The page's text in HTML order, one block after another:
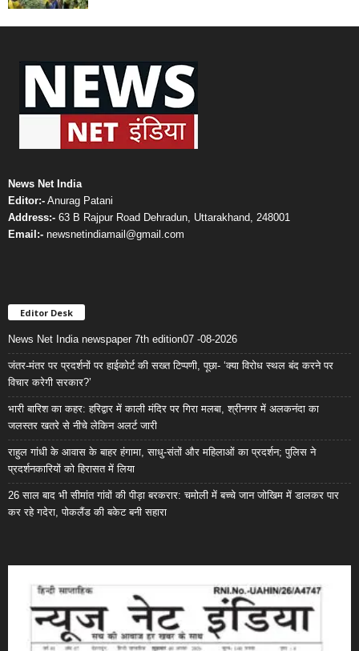
News Net India
Editor:- Anurag Patani
Address:- 63 B Rajpur Road Dehradun, Uttarakhand, 248001
Email:- newsnetindiamail@gmail.com
Editor Desk
News Net India newspaper 7th edition07 -08-2026
जंतर-मंतर पर प्रदर्शनों पर हाईकोर्ट की सख्त टिप्पणी, पूछा- ‘क्या विरोध स्थल बंद करने पर
विचार करेगी सरकार?’
भारी बारिश का कहर: हरिद्वार में काली मंदिर पर गिरा मलबा, श्रीनगर में अलकनंदा का
जलस्तर खतरे से नीचे लेकिन अलर्ट जारी
राहुल गांधी के आवास के बाहर हंगामा, साधु-संतों और महिलाओं का प्रदर्शन; पुलिस ने
प्रदर्शनकारियों को हिरासत में लिया
26 साल बाद भी सीमांत गांवों की पीड़ा बरकरार: चमोली में बच्चे जान जोखिम में डालकर पार
कर रहे गदेरा, पोकलैंड की बकेट बनी सहारा